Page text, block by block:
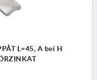
L=45, A bei H